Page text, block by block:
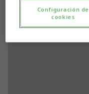
Configuración de
cookies